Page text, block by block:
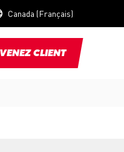
Canada (Français)
CLIENT